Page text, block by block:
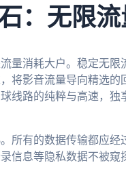
：无限
量消耗大户。稳定无
将影音流量导向精选的
线路的纯粹与高速，
所有的数据传输都应
信息等隐私数据不被